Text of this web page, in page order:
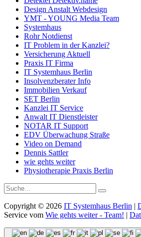
Design Anstalt Webdesign
YMT - YOUNG Media Team
Systemhaus
Rohr Notdienst
IT Problem in der Kanzlei?
Versicherung Aktuell
Praxis IT Firma
IT Systemhaus Berlin
Insolvenzberater Info
Immobilien Verkauf
SET Berlin
Kanzlei IT Service
Anwalt IT Dienstleister
NOTAR IT Support
EDV Überwachung Straße
Video on Demand
Dennis Sattler
wie gehts weiter
Physiotherapie Praxis Berlin
Suche
auf
Versicherung-
Aktuell.de:
Suche
Copyright © 2026 IT Systemhaus Berlin |
Service vom Wie gehts weiter - Team! |